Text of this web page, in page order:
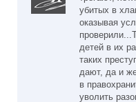
убитых в
оказывая
детей в их
таких
дают, да и
в
уволить